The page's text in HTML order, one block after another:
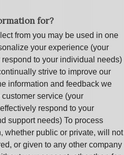
for?
from you may be used in one
your experience (your
to your individual needs)
strive to improve our
information and feedback we
service (your
respond to your
support needs) To process
whether public or private, will not
or given to any other company